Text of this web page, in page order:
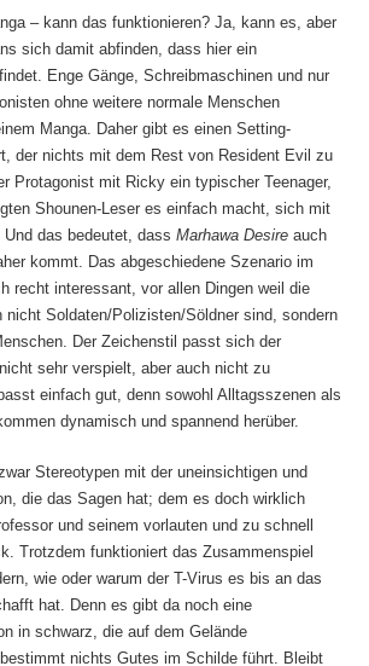
– kann das funktionieren? Ja, kann es, aber
sich damit abfinden, dass hier ein
Enge Gänge, Schreibmaschinen und nur
ohne weitere normale Menschen
Manga. Daher gibt es einen Setting-
der nichts mit dem Rest von Resident Evil zu
Protagonist mit Ricky ein typischer Teenager,
Shounen-Leser es einfach macht, sich mit
Und das bedeutet, dassMarhawa Desire auch
kommt. Das abgeschiedene Szenario im
recht interessant, vor allen Dingen weil die
nicht Soldaten/Polizisten/Söldner sind, sondern
Der Zeichenstil passt sich der
sehr verspielt, aber auch nicht zu
einfach gut, denn sowohl Alltagsszenen als
dynamisch und spannend herüber.
Stereotypen mit der uneinsichtigen und
die das Sagen hat; dem es doch wirklich
und seinem vorlauten und zu schnell
Trotzdem funktioniert das Zusammenspiel
wie oder warum der T-Virus es bis an das
hat. Denn es gibt da noch eine
in schwarz, die auf dem Gelände
nichts Gutes im Schilde führt. Bleibt